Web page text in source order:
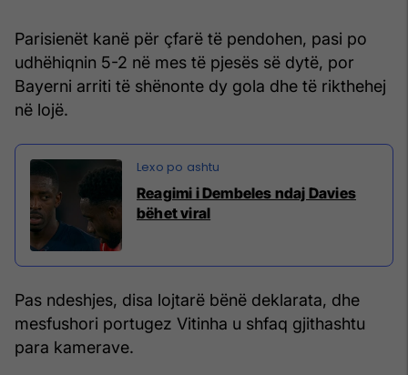
Parisienët kanë për çfarë të pendohen, pasi po
udhëhiqnin 5-2 në mes të pjesës së dytë, por
Bayerni arriti të shënonte dy gola dhe të rikthehej
në lojë.
Reagimi i Dembeles ndaj Davies
bëhet viral
Pas ndeshjes, disa lojtarë bënë deklarata, dhe
mesfushori portugez Vitinha u shfaq gjithashtu
para kamerave.